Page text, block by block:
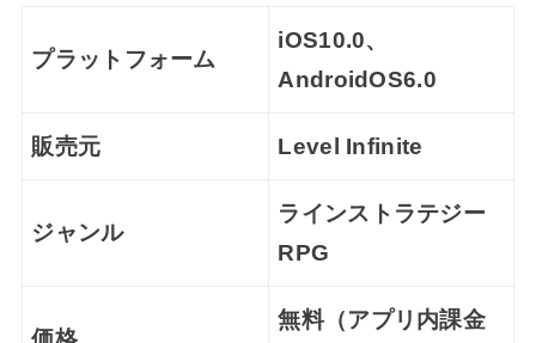
プラットフォーム
iOS10.0、
AndroidOS6.0
販売元 Level Infinite
ジャンル
ラインストラテジー
RPG
無料（アプリ内課金